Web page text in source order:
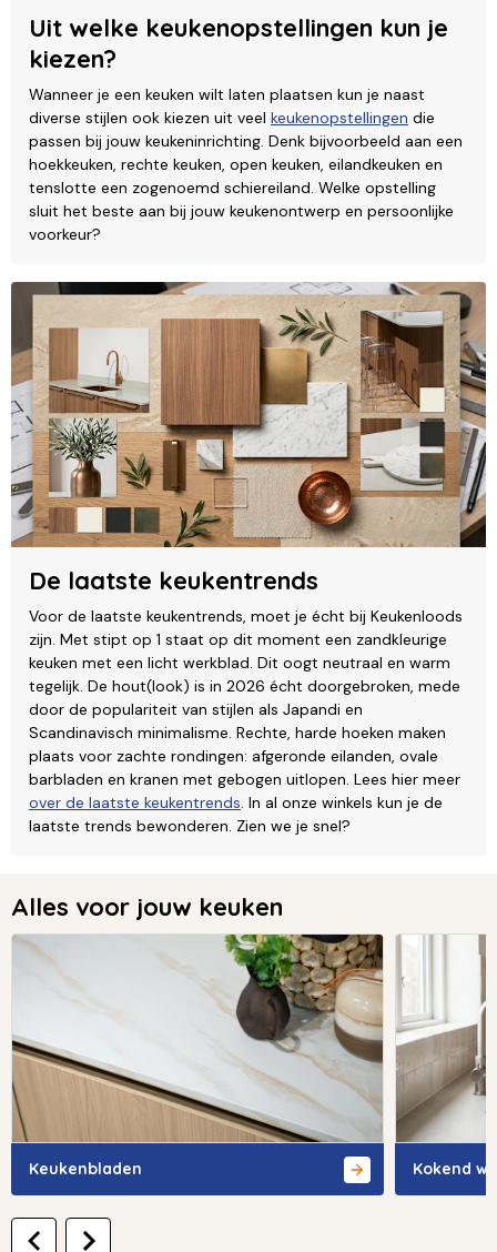
Uit welke keukenopstellingen kun je
kiezen?
Wanneer je een keuken wilt laten plaatsen kun je naast
diverse stijlen ook kiezen uit veel keukenopstellingen die
passen bij jouw keukeninrichting. Denk bijvoorbeeld aan een
hoekkeuken, rechte keuken, open keuken, eilandkeuken en
tenslotte een zogenoemd schiereiland. Welke opstelling
sluit het beste aan bij jouw keukenontwerp en persoonlijke
voorkeur?
De laatste keukentrends
Voor de laatste keukentrends, moet je écht bij Keukenloods
zijn. Met stipt op 1 staat op dit moment een zandkleurige
keuken met een licht werkblad. Dit oogt neutraal en warm
tegelijk. De hout(look) is in 2026 écht doorgebroken, mede
door de populariteit van stijlen als Japandi en
Scandinavisch minimalisme. Rechte, harde hoeken maken
plaats voor zachte rondingen: afgeronde eilanden, ovale
barbladen en kranen met gebogen uitlopen. Lees hier meer
over de laatste keukentrends. In al onze winkels kun je de
laatste trends bewonderen. Zien we je snel?
Alles voor jouw keuken
Keukenbladen Kokend